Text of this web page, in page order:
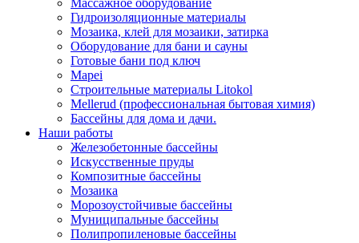
Массажное оборудование
Гидроизоляционные материалы
Мозаика, клей для мозаики, затирка
Оборудование для бани и сауны
Готовые бани под ключ
Mapei
Строительные материалы Litokol
Mellerud (профессиональная бытовая химия)
Бассейны для дома и дачи.
Наши работы
Железобетонные бассейны
Искусственные пруды
Композитные бассейны
Мозаика
Морозоустойчивые бассейны
Муниципальные бассейны
Полипропиленовые бассейны